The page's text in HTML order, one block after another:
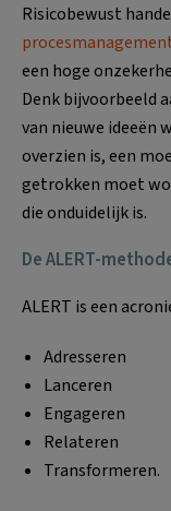
Risicobewust
een hoge
Denk bijvoorbeeld
van nieuwe ideeën
overzien is, een
getrokken moet
die onduidelijk is.
De ALERT-
ALERT is een
Adresseren
Lanceren
Engageren
Relateren
Transformeren.